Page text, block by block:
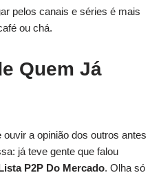
pelos canais e séries é mais
ou chá.
Quem Já
a opinião dos outros antes
já teve gente que falou
P2P Do Mercado. Olha só